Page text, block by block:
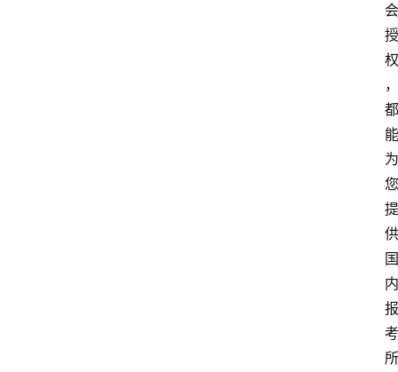
会
授
权
，
都
能
为
您
提
供
国
内
报
考
所